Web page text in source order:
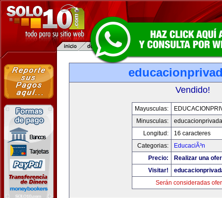
Vendido!
Mayusculas:
Minusculas:
Longitud:
16 caracteres
Categorias:
EducaciÃ³n
Precio:
Realizar una
Visitar!
Serán consideradas